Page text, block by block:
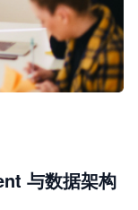
与数据架构